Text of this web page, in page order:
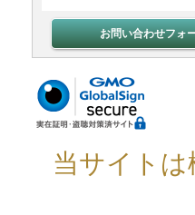
お問い合わせフォ
当サイト